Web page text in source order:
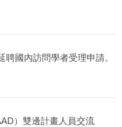
聘國內訪問學者受理申請。
）雙邊計畫人員交流